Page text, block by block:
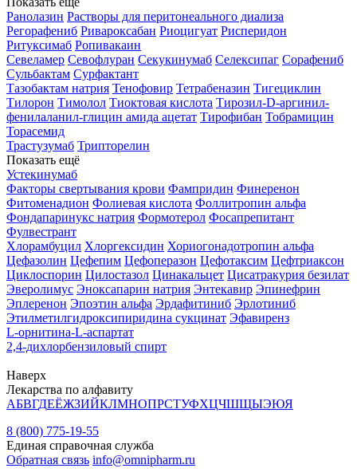
Ранолазин Растворы для перитонеального диализа
Регорафениб Ривароксабан Риоцигуат Рисперидон
Ритуксимаб Ропивакаин
Севеламер Севофлуран Секукинумаб Селексипаг Сорафениб
Сульбактам Сурфактант
Тазобактам натрия Тенофовир Тетрабеназин Тигециклин
Тилорон Тимолол Тиоктовая кислота Тирозил-D-аргинил-
фенилаланил-глицин амида ацетат Тирофибан Тобрамицин
Торасемид
Трастузумаб Трипторелин
Показать ещё
Устекинумаб
Факторы свертывания крови Фампридин Финеренон
Фитоменадион Фолиевая кислота Фоллитропин альфа
Фондапаринукс натрия Формотерол Фосапрепитант
Фулвестрант
Хлорамбуцил Хлоргексидин Хориогонадотропин альфа
Цефазолин Цефепим Цефоперазон Цефотаксим Цефтриаксон
Циклоспорин Цилостазол Цинакальцет Цисатракурия безилат
Эверолимус Эноксапарин натрия Энтекавир Эпинефрин
Эплеренон Эпоэтин альфа Эрдафитиниб Эрлотиниб
Этилметилгидроксипиридина сукцинат Эфавиренз
L-орнитина-L-аспартат
2,4-дихлорбензиловый спирт
Наверх
Лекарства по алфавиту
АБВГДЕЁЖЗИЙКЛМНОПРСТУФХЦЧШЩЫЭЮЯ
8 (800) 775-19-55
Единая справочная служба
Обратная связь info@omnipharm.ru